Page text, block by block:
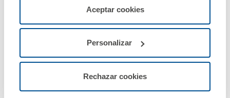
configurarlas usando el botón “Personalizar".
Aceptar cookies
Personalizar
Rechazar cookies
sobre el aumento de
profesionales
sanitarios y reclama
una respuesta legal
firme y homogénea
obtenido un beneficio
de 23,93 millones de
euros en 2024 y
refuerza su liderazgo
como mutua de
referencia del sector